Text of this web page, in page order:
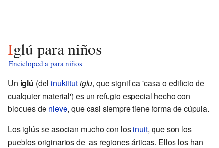
Iglú para niños
Enciclopedia para niños
Un iglú (del inuktitutiglu, que significa 'casa o edificio de
cualquier material') es un refugio especial hecho con
bloques de nieve, que casi siempre tiene forma de cúpula.
Los iglús se asocian mucho con los inuit, que son los
pueblos originarios de las regiones árticas. Ellos los han